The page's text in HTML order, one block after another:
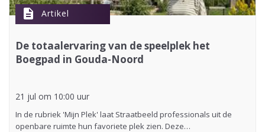
description Artikel
De totaalervaring van de speelplek het
Boegpad in Gouda-Noord
21 jul om 10:00 uur
In de rubriek 'Mijn Plek' laat Straatbeeld professionals uit de
openbare ruimte hun favoriete plek zien. Deze…